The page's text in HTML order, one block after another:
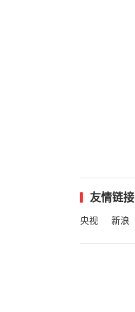
友情链接
央视 新浪